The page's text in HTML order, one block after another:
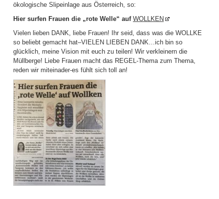
ökologische Slipeinlage aus Österreich, so:
Hier surfen Frauen die „rote Welle“ auf WOLLKEN
Vielen lieben DANK, liebe Frauen! Ihr seid, dass was die WOLLKE
so beliebt gemacht hat–VIELEN LIEBEN DANK…ich bin so
glücklich, meine Vision mit euch zu teilen! Wir verkleinern die
Müllberge! Liebe Frauen macht das REGEL-Thema zum Thema,
reden wir miteinader-es fühlt sich toll an!